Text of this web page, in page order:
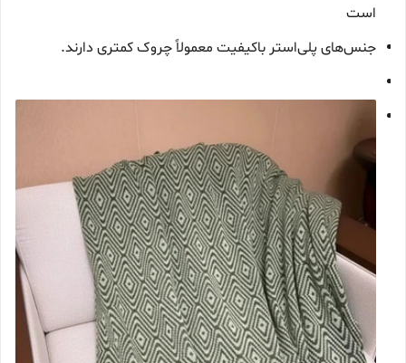
است
جنس‌های پلی‌استر باکیفیت معمولاً چروک کمتری دارند.